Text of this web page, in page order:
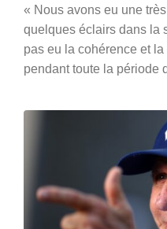
« Nous avons eu une
quelques éclairs dans la
pas eu la cohérence et
pendant toute la période